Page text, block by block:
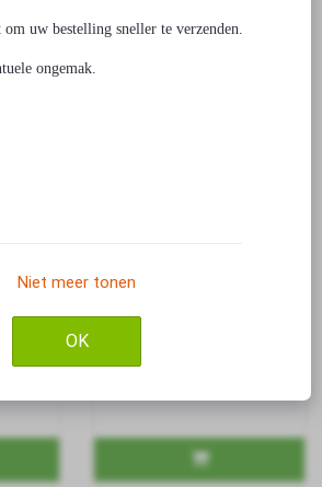
€ 1,99
uw bestelling sneller te verzenden.
ongemak.
Niet meer tonen
OK